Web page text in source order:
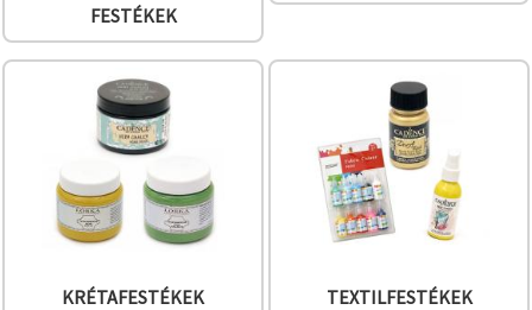
kattintva.
Beállítások
FESTÉKEK
KRÉTAFESTÉKEK TEXTILFESTÉKEK